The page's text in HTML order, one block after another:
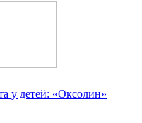
у детей: «Оксолин»